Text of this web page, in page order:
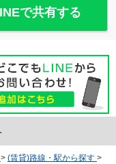
で共有する
> (賃貸)路線・駅から探す >